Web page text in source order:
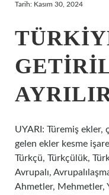
Tarih: Kasım 30, 2024
UYARI: Türemiş
gelen ekler kesme
Türkçü, Türkçülük,
Avrupalı,
Ahmetler, Mehmetler,